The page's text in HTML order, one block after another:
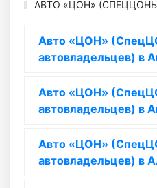
АВТО «ЦОН»
Авто «ЦОН»
автовладельцев) в
Авто «ЦОН»
автовладельцев) в
Авто «ЦОН»
автовладельцев) в